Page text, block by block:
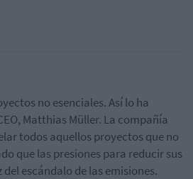
no esenciales. Así lo ha
Matthias Müller. La compañía
todos aquellos proyectos que no
que las presiones para reducir sus
escándalo de las emisiones.